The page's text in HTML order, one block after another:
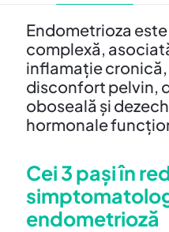
Endometrioza
complexă,
inflamație
disconfort pelvin,
oboseală și
hormonale
Cei 3 pași în
endometrioză